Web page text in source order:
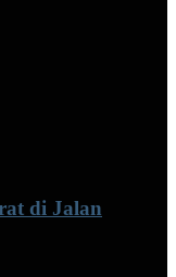
di Jalan